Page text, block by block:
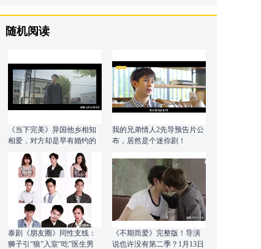
随机阅读
《当下完美》异国他乡相知
相爱，对方却是早有婚约的
准爸爸！
我的兄弟情人2先导预告片公
布，居然是个迷你剧！
泰剧《朋友圈》同性支线：
狮子引“狼”入室“吃”医生男
《不期而爱》完整版！导演
说也许没有第二季？1月13日